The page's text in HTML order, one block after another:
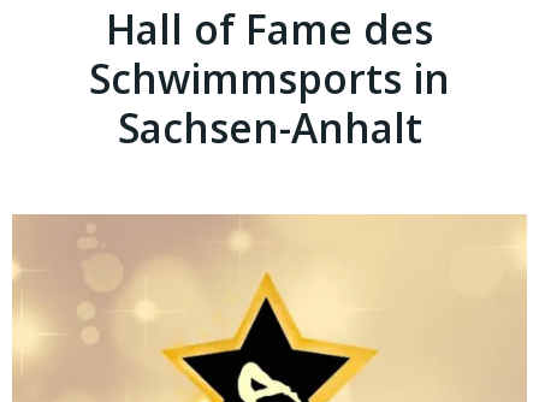
Hall of Fame des
Schwimmsports in
Sachsen-Anhalt